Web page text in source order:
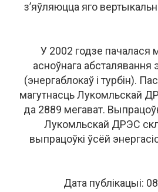
з’яўляюцца яго
У 2002 годзе пачалася
асноўнага абсталявання
(энергаблокаў і турбін).
магутнасць Лукомльскай
да 2889 мегават.
Лукомльскай ДРЭС
выпрацоўкі ўсёй
Дата публікацыі: